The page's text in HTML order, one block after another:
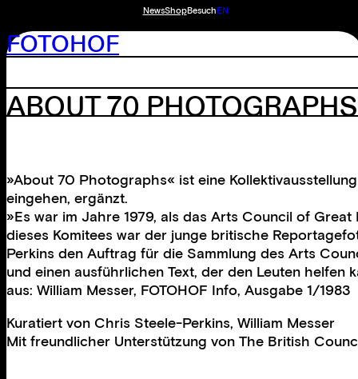
NewsShopBesuchEN
FOTOHOF
ABOUT 70 PHOTOGRAPHS
»About 70 Photographs« ist eine
eingehen, ergänzt.
»Es war im Jahre 1979, als das Arts Council of
dieses Komitees war der junge britische
Perkins den Auftrag für die Sammlung des Arts
und einen ausführlichen Text, der den Leuten
aus: William Messer, FOTOHOF Info, Ausgabe 1/1983
Kuratiert von Chris Steele-Perkins, William Messer
Mit freundlicher Unterstützung von The British